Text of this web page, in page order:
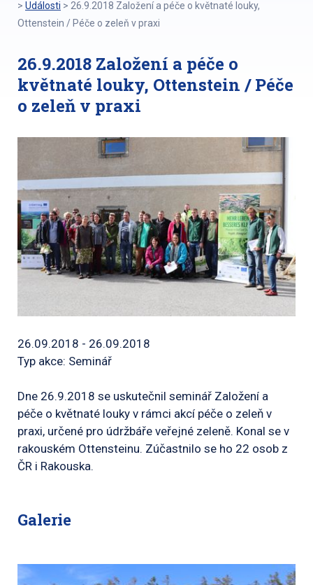
> Události > 26.9.2018 Založení a péče o květnaté louky,
Ottenstein / Péče o zeleň v praxi
26.9.2018 Založení a péče o
květnaté louky, Ottenstein / Péče
o zeleň v praxi
26.09.2018 - 26.09.2018
Typ akce: Seminář
Dne 26.9.2018 se uskutečnil seminář Založení a
péče o květnaté louky v rámci akcí péče o zeleň v
praxi, určené pro údržbáře veřejné zeleně. Konal se v
rakouském Ottensteinu. Zúčastnilo se ho 22 osob z
ČR i Rakouska.
Galerie